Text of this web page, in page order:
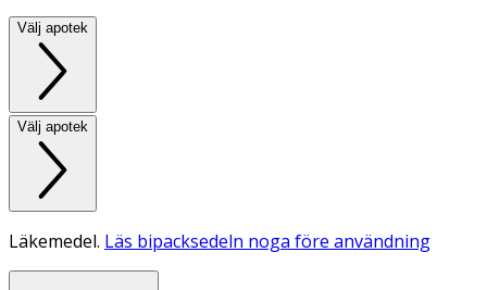
Välj apotek
Välj apotek
Läkemedel. Läs bipacksedeln noga före användning